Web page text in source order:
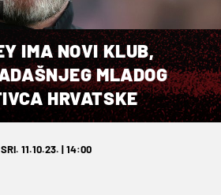
IMA NOVI KLUB,
MLADOG
HRVATSKE
11.10.23. | 14:00